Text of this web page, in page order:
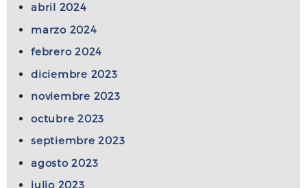
abril 2024
marzo 2024
febrero 2024
diciembre 2023
noviembre 2023
octubre 2023
septiembre 2023
agosto 2023
julio 2023